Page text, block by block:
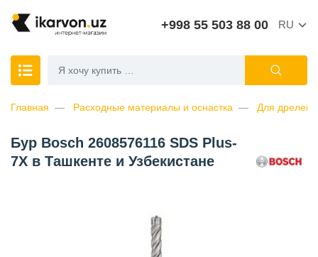
+998 55 503 88 00 RU
Главная Расходные материалы и оснастка Для дрелей
Бур Bosch 2608576116 SDS Plus-
7X в Ташкенте и Узбекистане